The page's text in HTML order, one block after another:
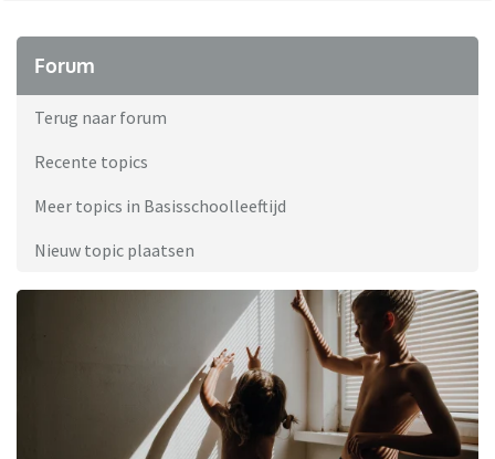
Forum
Terug naar forum
Recente topics
Meer topics in Basisschoolleeftijd
Nieuw topic plaatsen